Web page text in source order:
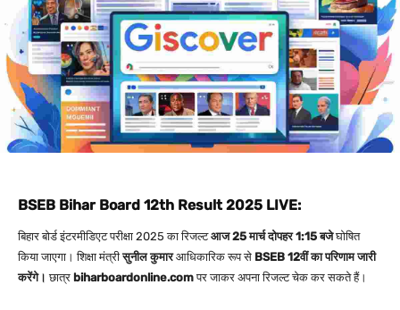
BSEB Bihar Board 12th Result 2025 LIVE:
बिहार बोर्ड इंटरमीडिएट परीक्षा 2025 का रिजल्टआज 25 मार्च दोपहर 1:15 बजेघोषित
किया जाएगा। शिक्षा मंत्रीसुनील कुमारआधिकारिक रूप से BSEB 12वीं का परिणाम जारी
करेंगे। छात्र biharboardonline.comपर जाकर अपना रिजल्ट चेक कर सकते हैं।